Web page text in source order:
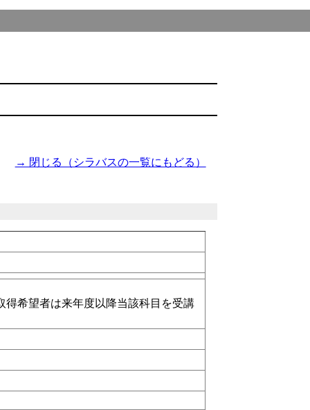
→ 閉じる（シラバスの一覧にもどる）
得希望者は来年度以降当該科目を受講